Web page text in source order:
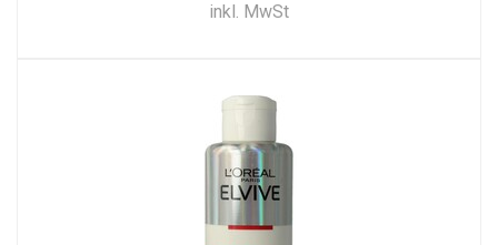
inkl. MwSt